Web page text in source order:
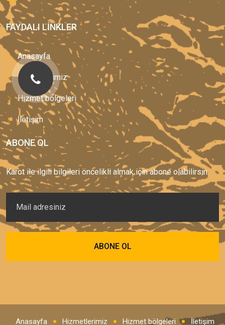
FAYDALI LINKLER
Anasayfa
Hizmetlerimiz
Hizmet bölgeleri
İletişim
ABONE OL
Karot ile ilgili bilgileri öncelikli almak için abone olabilirsin.
Anasayfa Hizmetlerimiz Hizmet bölgeleri İletişim